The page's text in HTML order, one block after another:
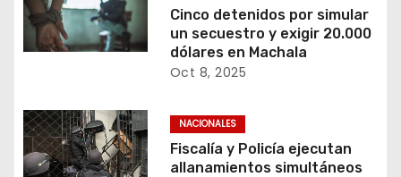
Cinco detenidos por simular
un secuestro y exigir 20.000
dólares en Machala
Oct 8, 2025
NACIONALES
Fiscalía y Policía ejecutan
allanamientos simultáneos